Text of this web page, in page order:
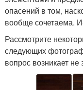
опасений в том,
вообще сочетаема.
Рассмотрите
следующих
вопрос возникает не